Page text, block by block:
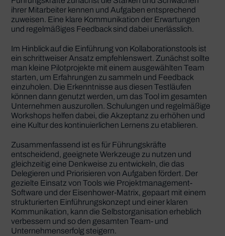
ihrer Mitarbeiter kennen und Aufgaben entsprechend
zuweisen. Eine klare Kommunikation der Erwartungen
und regelmäßiges Feedback sind dabei unerlässlich.
Im Hinblick auf die Einführung von Kollaborationstools ist
ein schrittweiser Ansatz empfehlenswert. Zunächst sollte
man kleine Pilotprojekte mit einem ausgewählten Team
starten, um Erfahrungen zu sammeln und Feedback
einzuholen. Die Erkenntnisse aus diesen Testläufen
können dann genutzt werden, um das Tool im gesamten
Unternehmen auszurollen. Schulungen und regelmäßige
Workshops helfen dabei, die Akzeptanz zu erhöhen und
eine Kultur des kontinuierlichen Lernens zu etablieren.
Zusammenfassend ist es für Führungskräfte
entscheidend, geeignete Werkzeuge zu nutzen und
gleichzeitig eine Denkweise zu entwickeln, die das
Delegieren und Priorisieren von Aufgaben fördert. Der
gezielte Einsatz von Tools wie Projektmanagement-
Software und der Eisenhower-Matrix, gepaart mit einem
strukturierten Einführungskonzept und einer klaren
Kommunikation, kann die Selbstorganisation erheblich
verbessern und so den gesamten Team- und
Unternehmenserfolg steigern.